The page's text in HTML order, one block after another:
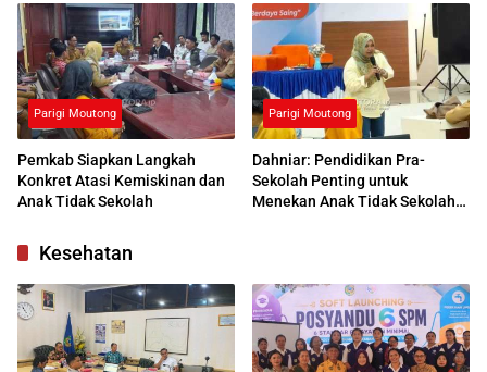
Respons Positif
Parigi Moutong
Pemkab Siapkan Langkah
Konkret Atasi Kemiskinan dan
Anak Tidak Sekolah
Parigi Moutong
Dahniar: Pendidikan Pra-
Sekolah Penting untuk
Menekan Anak Tidak Sekolah
Kesehatan